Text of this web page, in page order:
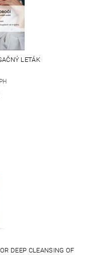
LETÁK
DEEP CLEANSING OF